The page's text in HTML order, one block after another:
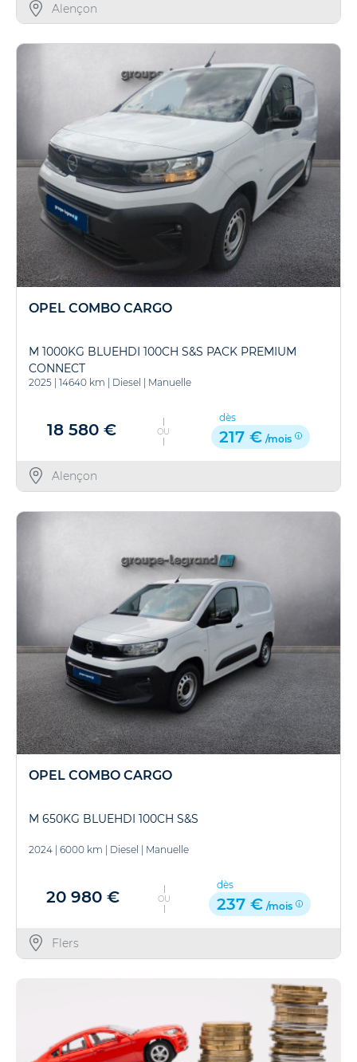
Alençon
OPEL COMBO CARGO
M 1000KG BLUEHDI 100CH S&S PACK PREMIUM
CONNECT
2025 14640 km Diesel Manuelle
18 580 € OU
dès
217 € /mois
Alençon
OPEL COMBO CARGO
M 650KG BLUEHDI 100CH S&S
2024 6000 km Diesel Manuelle
20 980 € OU
dès
237 € /mois
Flers